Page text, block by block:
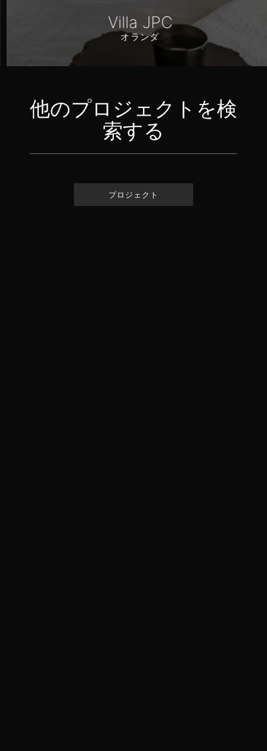
Villa JPC
オランダ
他のプロジェクトを検
索する
プロジェクト